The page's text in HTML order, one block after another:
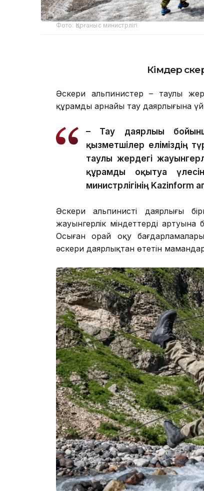
Фото: Қорғаныс министрлігі
Кімдер
Әскери альпинистер – таулы
құрамды арнайы тау даярлығына
– Тау даярлығы
қызметшілер еліміздің
таулы жердегі
құрамды оқытуға
министрлігінің Kazinform
Әскери альпинистің даярлығы
жауынгерлік міндеттердің
Осыған орай оқу
әскери даярлықтан өтетін